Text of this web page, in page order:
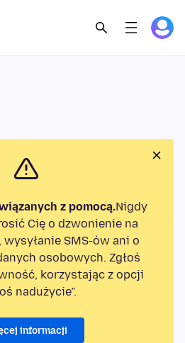
z pomocą.Nigdy
Cię o dzwonienie na
SMS-ów ani o
osobowych. Zgłoś
korzystając z opcji
nadużycie”.
informacji